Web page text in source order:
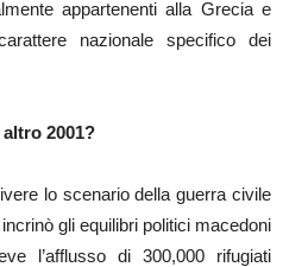
appartenenti alla Grecia e
nazionale specifico dei
2001?
lo scenario della guerra civile
gli equilibri politici macedoni
l’afflusso di 300,000 rifugiati